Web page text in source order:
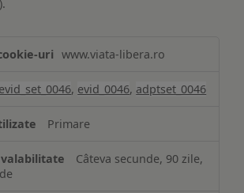
www.viata-libera.ro
evid_set_0046, evid_0046, adptset_0046
Primare
Câteva secunde, 90 zile,